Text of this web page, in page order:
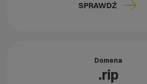
SPRAWDŹ
Domena
.rip